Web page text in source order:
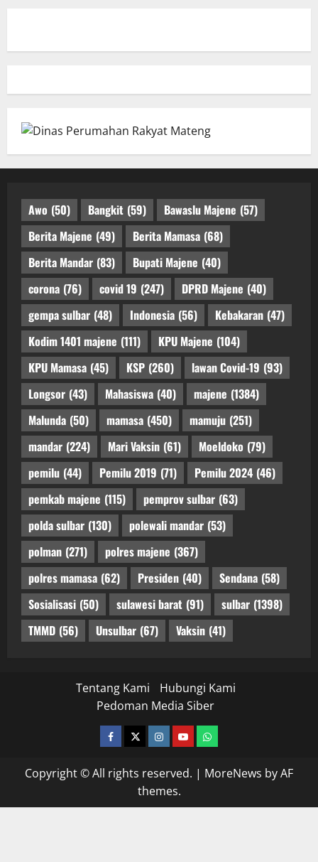
Awo (50) Bangkit (59) Bawaslu Majene (57)
Berita Majene (49) Berita Mamasa (68)
Berita Mandar (83) Bupati Majene (40)
corona (76) covid 19 (247) DPRD Majene (40)
gempa sulbar (48) Indonesia (56) Kebakaran (47)
Kodim 1401 majene (111) KPU Majene (104)
KPU Mamasa (45) KSP (260) lawan Covid-19 (93)
Longsor (43) Mahasiswa (40) majene (1384)
Malunda (50) mamasa (450) mamuju (251)
mandar (224) Mari Vaksin (61) Moeldoko (79)
pemilu (44) Pemilu 2019 (71) Pemilu 2024 (46)
pemkab majene (115) pemprov sulbar (63)
polda sulbar (130) polewali mandar (53)
polman (271) polres majene (367)
polres mamasa (62) Presiden (40) Sendana (58)
Sosialisasi (50) sulawesi barat (91) sulbar (1398)
TMMD (56) Unsulbar (67) Vaksin (41)
Tentang Kami
Hubungi Kami
Pedoman Media Siber
facebooktwitterinstagram.com
youtubewhatsapp
Copyright © All rights reserved. | MoreNews by AF
themes.